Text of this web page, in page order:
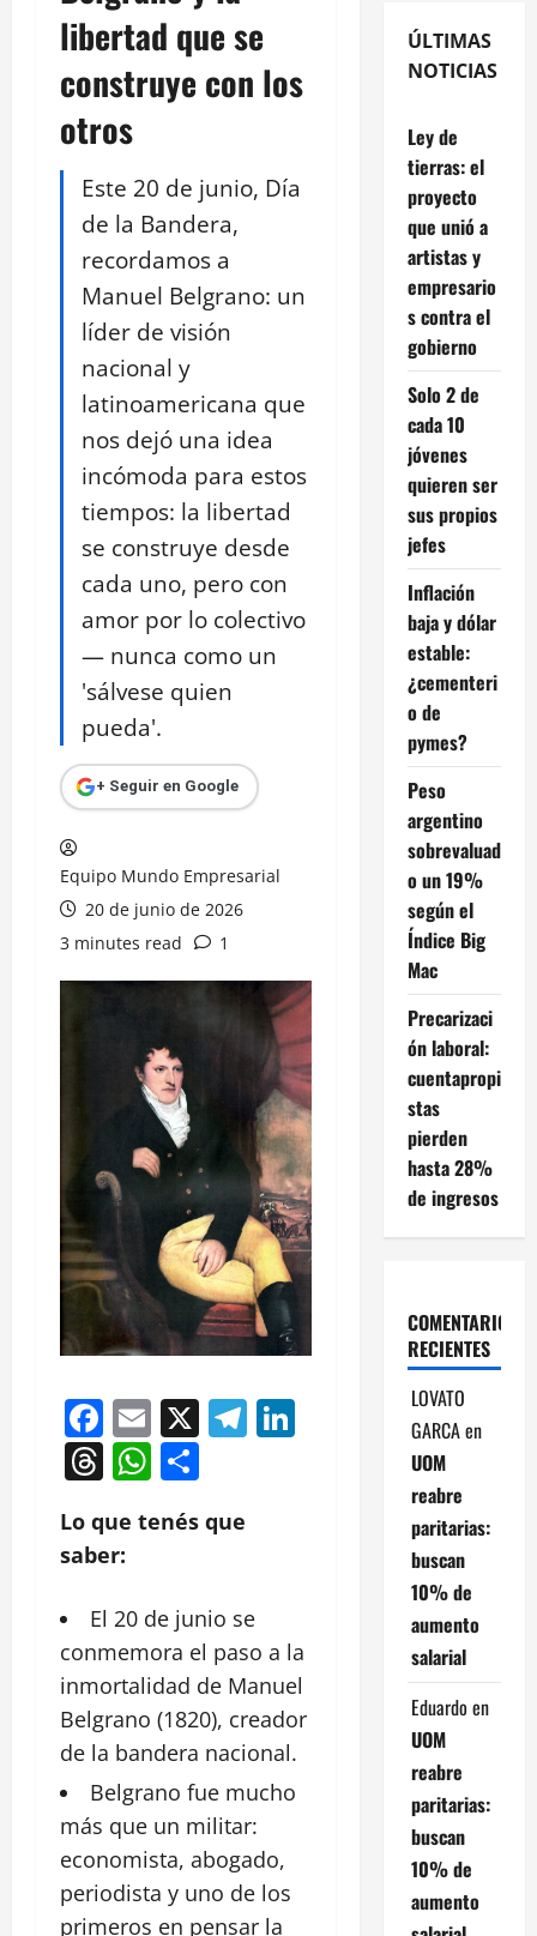
libertad que se
construye con los
otros
Este 20 de junio, Día
de la Bandera,
recordamos a
Manuel Belgrano: un
líder de visión
nacional y
latinoamericana que
nos dejó una idea
incómoda para estos
tiempos: la libertad
se construye desde
cada uno, pero con
amor por lo colectivo
— nunca como un
'sálvese quien
pueda'.
+ Seguir en Google
Equipo Mundo Empresarial
20 de junio de 2026
3 minutes read
1
Facebook
Email
X Telegram
LinkedIn
Threads
WhatsApp
Lo que tenés que
saber:
El 20 de junio se
conmemora el paso a la
inmortalidad de Manuel
Belgrano (1820), creador
de la bandera nacional.
Belgrano fue mucho
más que un militar:
economista, abogado,
periodista y uno de los
primeros en pensar la
ÚLTIMAS
NOTICIAS
Ley de
tierras: el
proyecto
que unió a
artistas y
empresario
s contra el
gobierno
Solo 2 de
cada 10
jóvenes
quieren ser
sus propios
jefes
Inflación
baja y dólar
estable:
¿cementeri
o de
pymes?
Peso
argentino
sobrevaluad
o un 19%
según el
Índice Big
Mac
Precarizaci
ón laboral:
cuentapropi
stas
pierden
hasta 28%
de ingresos
COMENTARIOS
RECIENTES
LOVATO
GARCAen
UOM
reabre
paritarias:
buscan
10% de
aumento
salarial
Eduardo en
UOM
reabre
paritarias:
buscan
10% de
aumento